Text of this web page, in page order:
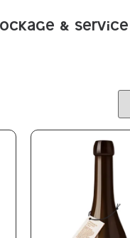
& service